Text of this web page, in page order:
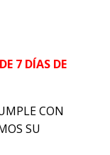
7 DÍAS DE
CON
SU